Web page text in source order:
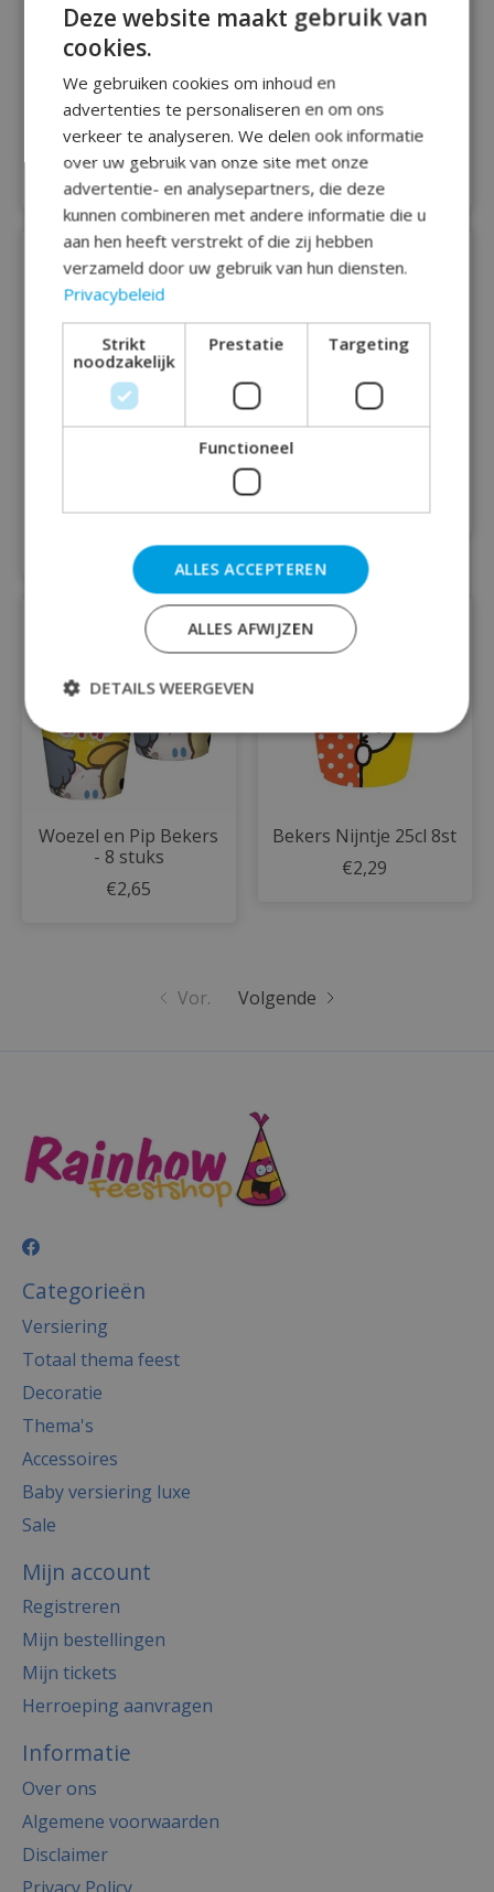
8 bekers Despicable
Me Papier 250 ml
€1,89
8 bekers papier
paarden 250 ml
€2,39
ml
€2,39
Woezel en Pip Bekers
- 8 stuks
€2,65
Bekers Nijntje 25cl 8st
€2,29
Vor. Volgende
Categorieën
Versiering
Totaal thema feest
Decoratie
Thema's
Accessoires
Baby versiering luxe
Sale
Mijn account
Registreren
Mijn bestellingen
Mijn tickets
Herroeping aanvragen
Informatie
Over ons
Algemene voorwaarden
Disclaimer
Deze website maakt gebruik van
cookies.
We gebruiken cookies om inhoud en
advertenties te personaliseren en om ons
verkeer te analyseren. We delen ook informatie
over uw gebruik van onze site met onze
advertentie- en analysepartners, die deze
kunnen combineren met andere informatie die u
aan hen heeft verstrekt of die zij hebben
verzameld door uw gebruik van hun diensten.
Privacybeleid
Strikt
noodzakelijk
Prestatie Targeting
Functioneel
ALLES ACCEPTEREN
ALLES AFWIJZEN
DETAILS WEERGEVEN